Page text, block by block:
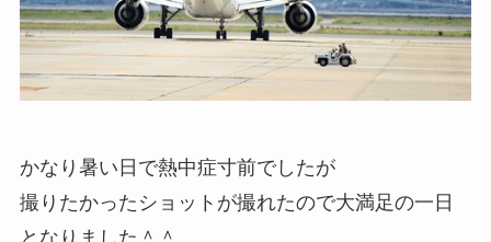
かなり暑い日で熱中症寸前でしたが
撮りたかったショットが撮れたので大満足の一日